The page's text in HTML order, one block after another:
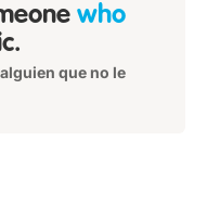
who
que no le